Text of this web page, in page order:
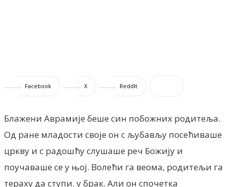
Facebook X ReddIt
Блажени Аврамије беше син побожних родитеља.
Од ране младости своје он с љубављу посећиваше
цркву и с радошћу слушаше реч Божију и
поучаваше се у њој. Волећи га веома, родитељи га
тераху да ступи. у брак. Али он спочетка